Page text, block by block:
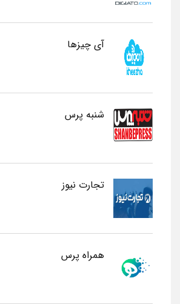
آی چیزها
شنبه پرس
تجارت نیوز
همراه پرس